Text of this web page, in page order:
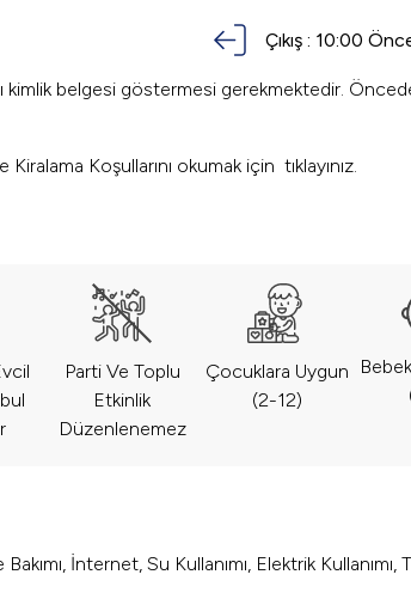
Çıkış : 10:00
kimlik belgesi göstermesi gerekmektedir.
Kiralama Koşullarını okumak için tıklayınız.
Parti Ve Toplu
Etkinlik
Düzenlenemez
Çocuklara Uygun
(2-12)
İnternet, Su Kullanımı, Elektrik Kullanımı,